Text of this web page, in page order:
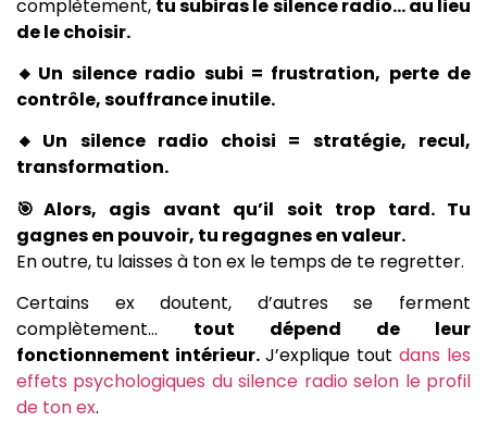
complètement, tu subiras le silence radio… au lieu
de le choisir.
🔸Un silence radio subi = frustration, perte de
contrôle, souffrance inutile.
🔸Un silence radio choisi = stratégie, recul,
transformation.
🎯Alors, agis avant qu’il soit trop tard. Tu
gagnes en pouvoir, tu regagnes en valeur.
En outre, tu laisses à ton ex le temps de te regretter.
Certains ex doutent, d’autres se ferment
complètement… tout dépend de leur
fonctionnement intérieur. J’explique tout dans les
effets psychologiques du silence radio selon le profil
de ton ex.